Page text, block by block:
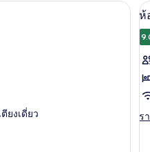
นเป็ด
ห้องจูเนียร์สวีท | ผ้าปูที่นอนฝ้ายอียิปต์,
ยงเดี่ยว
เ
ภ
ทั้
ข
ห้
ร
ร